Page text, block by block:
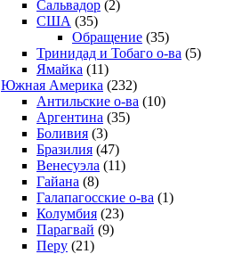
Сальвадор (2)
США (35)
Обращение (35)
Тринидад и Тобаго о-ва (5)
Ямайка (11)
Южная Америка (232)
Антильские о-ва (10)
Аргентина (35)
Боливия (3)
Бразилия (47)
Венесуэла (11)
Гайана (8)
Галапагосские о-ва (1)
Колумбия (23)
Парагвай (9)
Перу (21)